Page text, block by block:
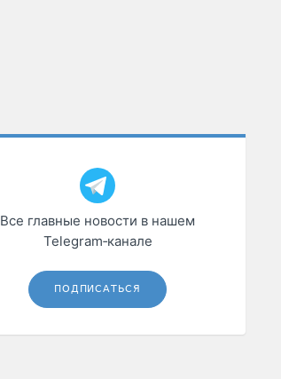
Все главные новости в нашем
Telegram‑канале
ПОДПИСАТЬСЯ